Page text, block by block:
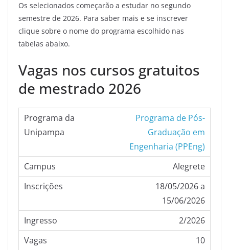
Os selecionados começarão a estudar no segundo
semestre de 2026. Para saber mais e se inscrever
clique sobre o nome do programa escolhido nas
tabelas abaixo.
Vagas nos cursos gratuitos
de mestrado 2026
Programa de Pós-
Graduação em
Engenharia (PPEng)
Alegrete
18/05/2026 a
15/06/2026
2/2026
10